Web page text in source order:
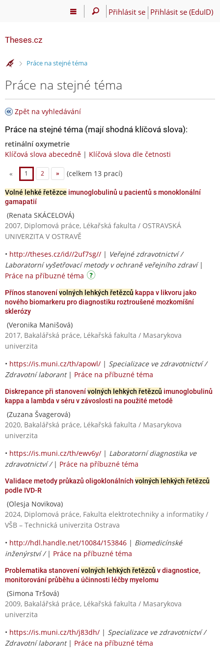
Přihlásit se Přihlásit se (EduID)
Theses.cz
>Práce na stejné téma
Práce na stejné téma
Zpět na vyhledávání
Práce na stejné téma (mají shodná klíčová slova):
retinální oxymetrie
Klíčová slova abecedně | Klíčová slova dle četnosti
« 1 2 » (celkem 13 prací)
Volné lehké řetězce imunoglobulinů u pacientů s monoklonální
gamapatií
(Renata SKÁCELOVÁ)
2007, Diplomová práce, Lékařská fakulta / OSTRAVSKÁ
UNIVERZITA V OSTRAVĚ
• http://theses.cz/id//2uf7sg// | Veřejné zdravotnictví /
Laboratorní vyšetřovací metody v ochraně veřejního zdraví|
Práce na příbuzné téma
Přínos stanovenívolných lehkých řetězců kappa v likvoru jako
nového biomarkeru pro diagnostiku roztroušené mozkomíšní
sklerózy
(Veronika Manišová)
2017, Bakalářská práce, Lékařská fakulta / Masarykova
univerzita
• https://is.muni.cz/th/apowl/ | Specializace ve zdravotnictví /
Zdravotní laborant| Práce na příbuzné téma
Diskrepance při stanovenívolných lehkých řetězců imunoglobulinů
kappa a lambda v séru v závoslosti na použité metodě
(Zuzana Švagerová)
2020, Bakalářská práce, Lékařská fakulta / Masarykova
univerzita
• https://is.muni.cz/th/ewv6y/ | Laboratorní diagnostika ve
zdravotnictví / | Práce na příbuzné téma
Validace metody průkazů oligoklonálních volných lehkých řetězců
podle IVD-R
(Olesja Novikova)
2024, Diplomová práce, Fakulta elektrotechniky a informatiky /
VŠB – Technická univerzita Ostrava
• http://hdl.handle.net/10084/153846 | Biomedicínské
inženýrství / | Práce na příbuzné téma
Problematika stanovenívolných lehkých řetězců v diagnostice,
monitorování průběhu a účinnosti léčby myelomu
(Simona Tršová)
2009, Bakalářská práce, Lékařská fakulta / Masarykova
univerzita
• https://is.muni.cz/th/j83dh/ | Specializace ve zdravotnictví /
Zdravotní laborant| Práce na příbuzné téma